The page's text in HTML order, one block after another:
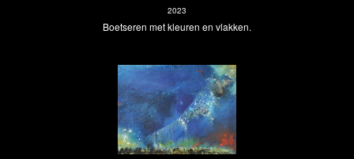
2023
Boetseren met kleuren en vlakken.